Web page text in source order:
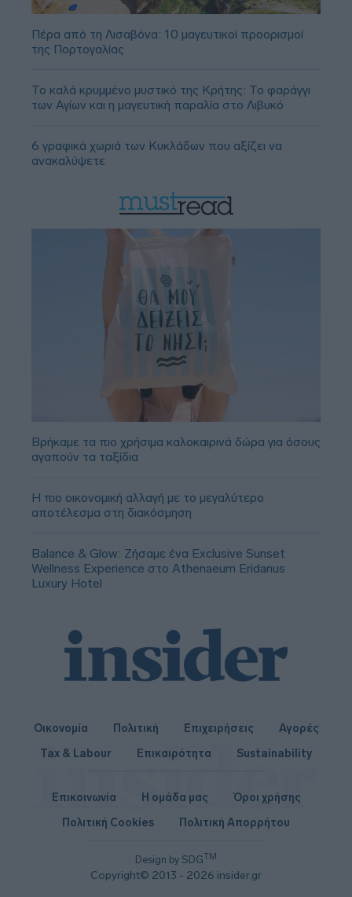
Πέρα από τη Λισαβόνα: 10 μαγευτικοί προορισμοί
της Πορτογαλίας
Το καλά κρυμμένο μυστικό της Κρήτης: Το φαράγγι
των Αγίων και η μαγευτική παραλία στο Λιβυκό
6 γραφικά χωριά των Κυκλάδων που αξίζει να
ανακαλύψετε
Βρήκαμε τα πιο χρήσιμα καλοκαιρινά δώρα για όσους
αγαπούν τα ταξίδια
Η πιο οικονομική αλλαγή με το μεγαλύτερο
αποτέλεσμα στη διακόσμηση
Balance & Glow: Ζήσαμε ένα Exclusive Sunset
Wellness Experience στο Athenaeum Eridanus
Luxury Hotel
Οικονομία Πολιτική Επιχειρήσεις
Αγορές
Tax & Labour
Επικαιρότητα Sustainability
Design by SDGTM
Copyright© 2013 - 2026 insider.gr
Επικοινωνία Η ομάδα μας
Όροι χρήσης
Πολιτική Cookies
Πολιτική Απορρήτου